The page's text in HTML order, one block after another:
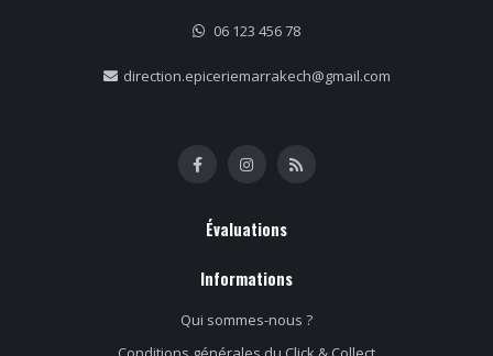
06 123 456 78
direction.epiceriemarrakech@gmail.com
Évaluations
Informations
Qui sommes-nous ?